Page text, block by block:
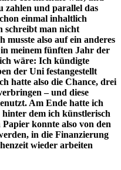
zahlen und parallel das
einmal inhaltlich
schreibt man nicht
musste also auf ein anderes
meinem fünften Jahr der
wäre: Ich kündigte
der Uni festangestellt
hatte also die Chance, drei
– und diese
Am Ende hatte ich
dem ich künstlerisch
konnte also von den
in die Finanzierung
wieder arbeiten